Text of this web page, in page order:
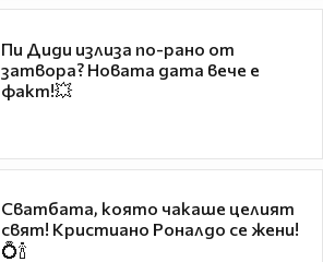
Пи Диди излиза по-рано от
затвора? Новата дата вече е
факт!💥
Сватбата, която чакаше целият
свят! Кристиано Роналдо се жени!
💍🍾